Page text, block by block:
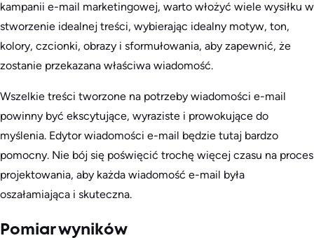
kampanii e-mail marketingowej, warto włożyć wiele wysiłku w
stworzenie idealnej treści, wybierając idealny motyw, ton,
kolory, czcionki, obrazy i sformułowania, aby zapewnić, że
zostanie przekazana właściwa wiadomość.
Wszelkie treści tworzone na potrzeby wiadomości e-mail
powinny być ekscytujące, wyraziste i prowokujące do
myślenia. Edytor wiadomości e-mail będzie tutaj bardzo
pomocny. Nie bój się poświęcić trochę więcej czasu na proces
projektowania, aby każda wiadomość e-mail była
oszałamiająca i skuteczna.
Pomiar wyników